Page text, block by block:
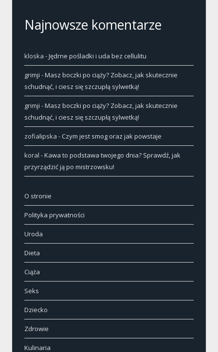
Najnowsze komentarze
kloska -Jędrne pośladki i uda bez cellulitu
grimji -Masz boczki po ciąży? Zobacz, jak skutecznie
schudnąć, i ciesz się szczupłą sylwetką!
grimji -Masz boczki po ciąży? Zobacz, jak skutecznie
schudnąć, i ciesz się szczupłą sylwetką!
zofialipska -Czym jest smog oraz jak powstaje
koral -Kawa to podstawa twojego dnia? Sprawdź, jak
przyrządzić ją po mistrzowsku!
O stronie
Polityka prywatności
Uroda
Dieta
Ciąża
Seks
Dziecko
Zdrowie
Kulinaria